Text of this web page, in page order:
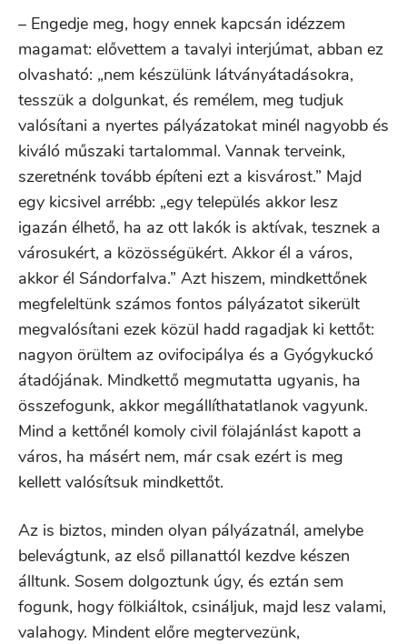
– Engedje meg, hogy ennek kapcsán idézzem
magamat: elővettem a tavalyi interjúmat, abban ez
olvasható: „nem készülünk látványátadásokra,
tesszük a dolgunkat, és remélem, meg tudjuk
valósítani a nyertes pályázatokat minél nagyobb és
kiváló műszaki tartalommal. Vannak terveink,
szeretnénk tovább építeni ezt a kisvárost.” Majd
egy kicsivel arrébb: „egy település akkor lesz
igazán élhető, ha az ott lakók is aktívak, tesznek a
városukért, a közösségükért. Akkor él a város,
akkor él Sándorfalva.” Azt hiszem, mindkettőnek
megfeleltünk számos fontos pályázatot sikerült
megvalósítani ezek közül hadd ragadjak ki kettőt:
nagyon örültem az ovifocipálya és a Gyógykuckó
átadójának. Mindkettő megmutatta ugyanis, ha
összefogunk, akkor megállíthatatlanok vagyunk.
Mind a kettőnél komoly civil fölajánlást kapott a
város, ha másért nem, már csak ezért is meg
kellett valósítsuk mindkettőt.
Az is biztos, minden olyan pályázatnál, amelybe
belevágtunk, az első pillanattól kezdve készen
álltunk. Sosem dolgoztunk úgy, és eztán sem
fogunk, hogy fölkiáltok, csináljuk, majd lesz valami,
valahogy. Mindent előre megtervezünk,